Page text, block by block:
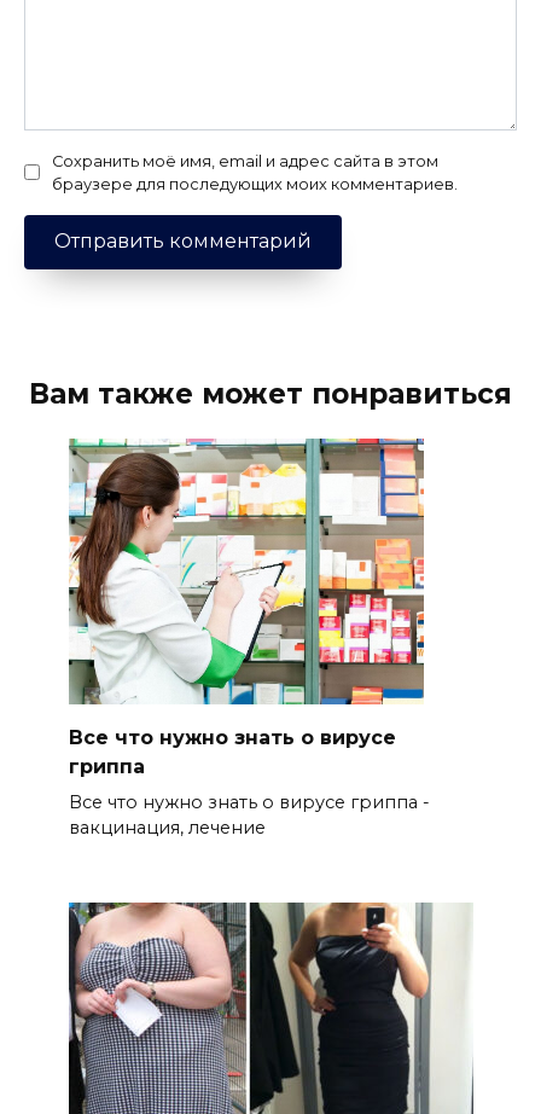
Сохранить моё имя, email и адрес сайта в этом
браузере для последующих моих комментариев.
Вам также может понравиться
Все что нужно знать о вирусе
гриппа
Все что нужно знать о вирусе гриппа -
вакцинация, лечение